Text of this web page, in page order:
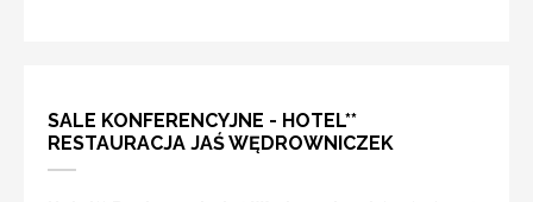
SALE KONFERENCYJNE - HOTEL**
RESTAURACJA JAŚ WĘDROWNICZEK